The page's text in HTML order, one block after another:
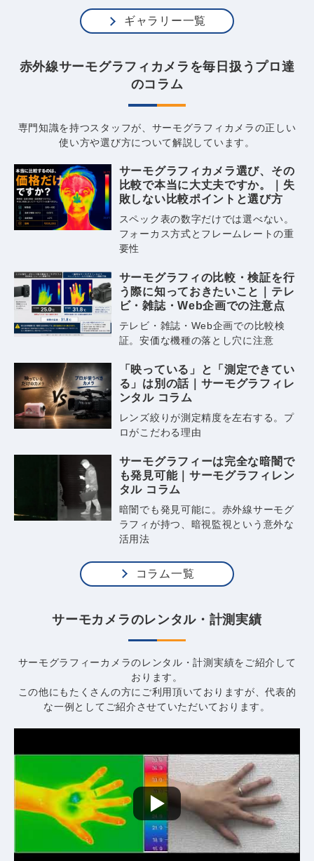
ギャラリー一覧
赤外線サーモグラフィカメラを毎日扱うプロ達
のコラム
専門知識を持つスタッフが、サーモグラフィカメラの正しい
使い方や選び方について解説しています。
サーモグラフィカメラ選び、その
比較で本当に大丈夫ですか。｜失
敗しない比較ポイントと選び方
スペック表の数字だけでは選べない。
フォーカス方式とフレームレートの重
要性
サーモグラフィの比較・検証を行
う際に知っておきたいこと｜テレ
ビ・雑誌・Web企画での注意点
テレビ・雑誌・Web企画での比較検
証。安価な機種の落とし穴に注意
「映っている」と「測定できてい
る」は別の話｜サーモグラフィレ
ンタル コラム
レンズ絞りが測定精度を左右する。プ
ロがこだわる理由
サーモグラフィーは完全な暗闇で
も発見可能｜サーモグラフィレン
タル コラム
暗闇でも発見可能に。赤外線サーモグ
ラフィが持つ、暗視監視という意外な
活用法
コラム一覧
サーモカメラのレンタル・計測実績
サーモグラフィーカメラのレンタル・計測実績をご紹介して
おります。
この他にもたくさんの方にご利用頂いておりますが、代表的
な一例として ご紹介させていただいております。